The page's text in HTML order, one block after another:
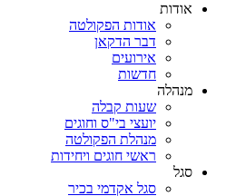
אודות
אודות הפקולטה
דבר הדקאן
אירועים
חדשות
מנהלה
שעות קבלה
יועצי בי"ס וחוגים
מנהלת הפקולטה
ראשי חוגים ויחידות
סגל
סגל אקדמי בכיר